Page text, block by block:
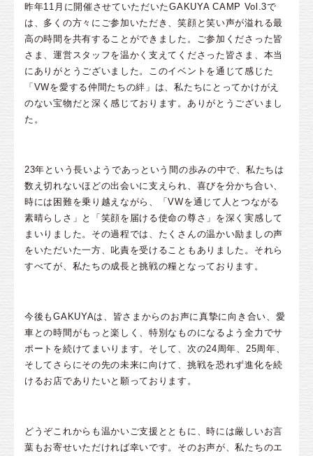
昨年11月に開催させていただいたGAKUYA CAMP Vol.3で
は、多くの方々にご参加いただき、笑顔と笑い声が溢れる最
高の時間を共有することができました。ご参加くださった皆
さま、運営スタッフを温かく支えてくださった皆さま、本当
にありがとうございました。このイベントを通じて感じた
「VWを愛する仲間たちの絆」は、私たちにとってかけがえ
のない宝物だと深く感じております。ありがとうございまし
た。
23年という長いようであっという間の歩みの中で、私たちは
数え切れないほどの出会いに支えられ、喜びを分かち合い、
時には困難を乗り越えながら、「VWを通じて人とつながる
素晴らしさ」と「笑顔を届ける使命の尊さ」を深く実感して
まいりました。その過程では、たくさんの温かい励ましの声
をいただいた一方、叱責を受けることもありました。それら
すべてが、私たちの成長と挑戦の糧となっております。
今後もGAKUYAは、皆さまからのお声に真摯に向き合い、愛
車との時間がもっと楽しく、特別なものになるよう全力でサ
ポートを続けてまいります。そして、次の24周年、25周年、
そしてさらにその先の未来に向けて、挑戦を恐れず進化を続
けるお店でありたいと願っております。
どうぞこれからも温かいご支援とともに、時には厳しいお言
葉もお寄せいただければ幸いです。そのお声が、私たちのエ